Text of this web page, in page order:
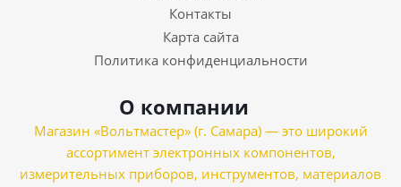
Контакты
Карта сайта
Политика конфиденциальности
О компании
Магазин «Вольтмастер» (г. Самара) — это широкий
ассортимент электронных компонентов,
измерительных приборов, инструментов, материалов